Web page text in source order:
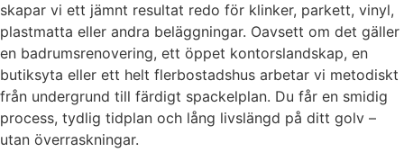
skapar vi ett jämnt resultat redo för klinker, parkett, vinyl,
plastmatta eller andra beläggningar. Oavsett om det gäller
en badrumsrenovering, ett öppet kontorslandskap, en
butiksyta eller ett helt flerbostadshus arbetar vi metodiskt
från undergrund till färdigt spackelplan. Du får en smidig
process, tydlig tidplan och lång livslängd på ditt golv –
utan överraskningar.